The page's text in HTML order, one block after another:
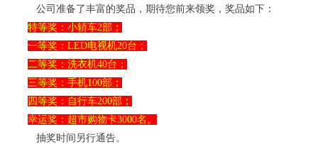
公司准备了丰富的奖品，期待您前来领奖，奖品如下：
特等奖：小轿车2部；
一等奖： LED电视机20台；
二等奖：洗衣机40台；
三等奖：手机100部；
四等奖：自行车200部；
幸运奖：超市购物卡3000名。
抽奖时间另行通告。